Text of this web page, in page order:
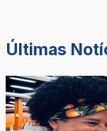
Últimas